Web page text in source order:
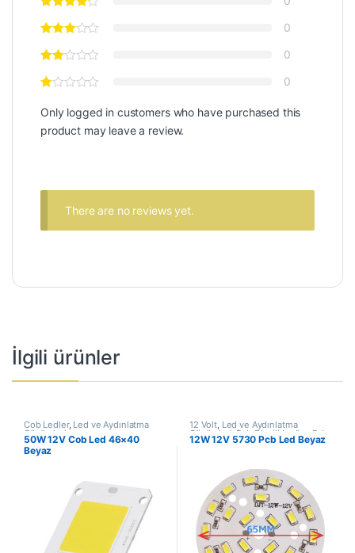
0
0
0
Only logged in customers who have purchased this
product may leave a review.
There are no reviews yet.
İlgili ürünler
Cob Ledler, Led ve Aydınlatma
Çözümleri
50W 12V Cob Led 46×40
Beyaz
12 Volt, Led ve Aydınlatma
Çözümleri,Pcb Dizgili Ledler Pcb
Ledler
12W 12V 5730 Pcb Led Beyaz